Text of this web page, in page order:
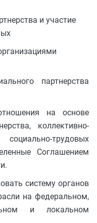
и участие
партнерства
на основе
коллективно-
трудовых
Соглашением
систему органов
на федеральном,
и локальном